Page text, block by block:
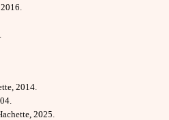
2014.
2025.